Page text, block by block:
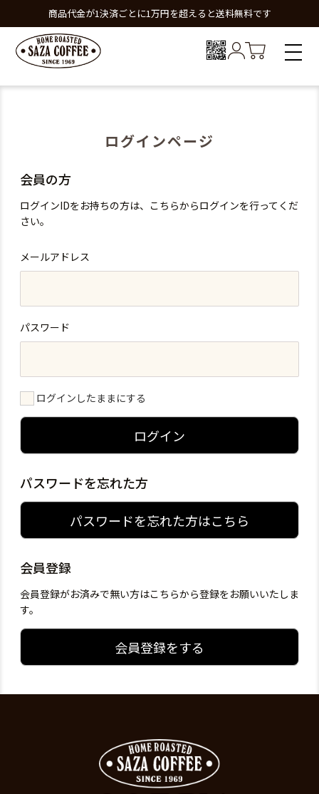
商品代金が1決済ごとに1万円を超えると送料無料です
ログインページ
会員の方
ログインIDをお持ちの方は、こちらからログインを行ってくだ
さい。
メールアドレス
パスワード
ログインしたままにする
ログイン
パスワードを忘れた方
パスワードを忘れた方はこちら
会員登録
会員登録がお済みで無い方はこちらから登録をお願いいたしま
す。
会員登録をする